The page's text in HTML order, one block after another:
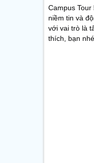
Campus
niềm tin và
với vai trò là
thích, bạn